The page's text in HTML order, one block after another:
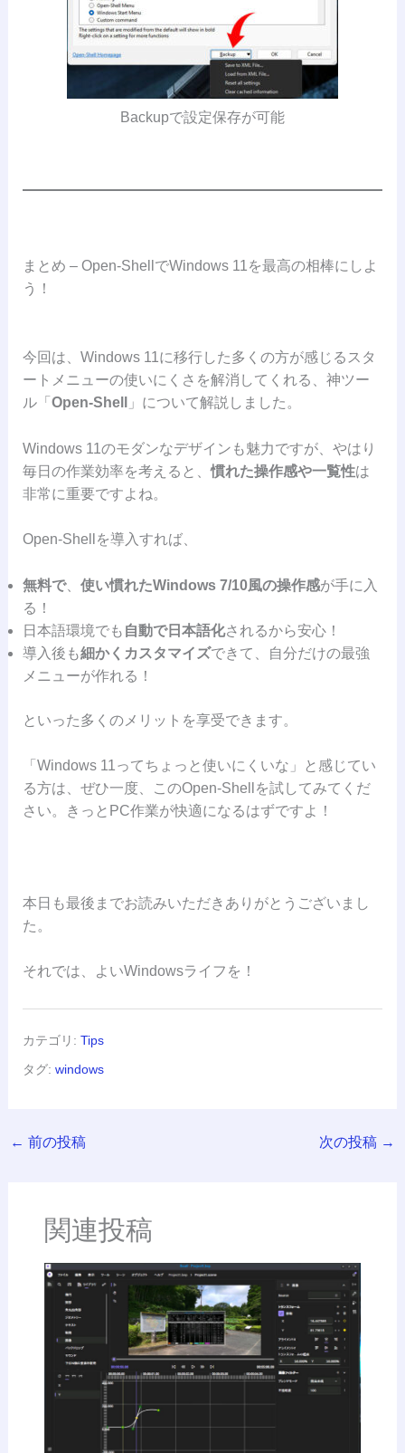
Backupで設定保存が可能
まとめ – Open-ShellでWindows 11を最高の相棒にしよ
う！
今回は、Windows 11に移行した多くの方が感じるスタ
ートメニューの使いにくさを解消してくれる、神ツー
ル「 Open-Shell 」について解説しました。
Windows 11のモダンなデザインも魅力ですが、やはり
毎日の作業効率を考えると、慣れた操作感や一覧性は
非常に重要ですよね。
Open-Shellを導入すれば、
無料で、 使い慣れたWindows 7/10風の操作感が手に入
る！
日本語環境でも 自動で日本語化されるから安心！
導入後も細かくカスタマイズできて、自分だけの最強
メニューが作れる！
といった多くのメリットを享受できます。
「Windows 11ってちょっと使いにくいな」と感じてい
る方は、ぜひ一度、このOpen-Shellを試してみてくだ
さい。きっとPC作業が快適になるはずですよ！
本日も最後までお読みいただきありがとうございまし
た。
それでは、よいWindowsライフを！
カテゴリ: Tips
タグ: windows
← 前の投稿 次の投稿 →
関連投稿